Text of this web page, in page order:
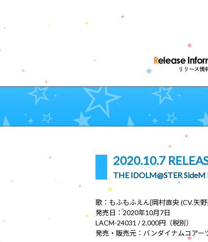
2020.10.7
THE IDOLM@STER
歌：もふもふえん[岡村直央 (CV.矢
発売日：2020年10月7日
LACM-24031 / 2,000円（税別）
発売・販売元：バンダイナムコアー